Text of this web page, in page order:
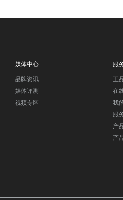
媒体中心
品牌资讯
媒体评测
视频专区
服
正
在
我
服
产
产